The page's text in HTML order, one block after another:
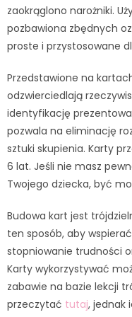
zaokrąglono narożniki.
pozbawiona zbędnych
proste i przystosowane
Przedstawione na
odzwierciedlają
identyfikację
pozwala na eliminację
sztuki skupienia. Karty
6 lat. Jeśli nie masz
Twojego dziecka, być
Budowa kart jest
ten sposób, aby
stopniowanie trudności
Karty wykorzystywać
zabawie na bazie lekcji
przeczytać tutaj, jednak